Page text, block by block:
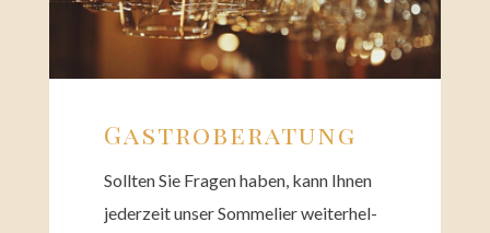
Gastro­be­ratung
Soll­ten Sie Fragen haben, kann Ihnen
jeder­zeit unser Somme­lier weiter­hel­